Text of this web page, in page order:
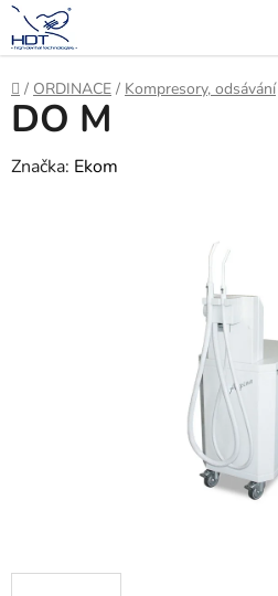
Přejít
na
obsah
Domů
/ ORDINACE / Kompresory, odsávání
DO M
Značka: Ekom